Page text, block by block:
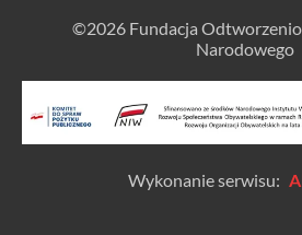
©2026 Fundacja
Narodowego
Wykonanie serwisu: